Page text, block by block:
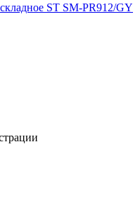
ST SM-PR912/GY